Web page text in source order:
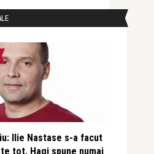
Ilie Nastase s-a facut
tot, Hagi spune numai